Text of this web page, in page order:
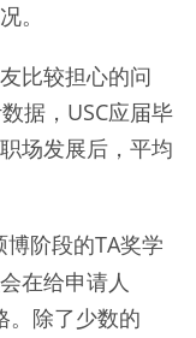
。
比较担心的问
据，USC应届毕
职场发展后，平均
阶段的TA奖学
在给申请人
。除了少数的